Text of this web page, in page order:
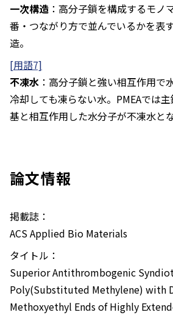
一次構造 ：高分子鎖を構成するモノ
番・つながり方で並んでいるかを表
造。
[用語7]
不凍水 ：高分子鎖と強い相互作用
冷却しても凍らない水。PMEAでは
基と相互作用した水分子が不凍水とな
論文情報
掲載誌：
ACS Applied Bio Materials
タイトル：
Superior Antithrombogenic
Poly(Substituted Methylene) with
Methoxyethyl Ends of Highly